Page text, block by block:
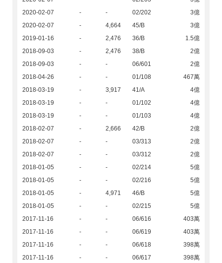
2020-02-07
- - 02/202
3億
2020-02-07
- 4,664 45/B
3億
2019-01-16
- 2,476 36/B
1.5億
2018-09-03
- 2,476 38/B
2億
2018-09-03
- - 06/601
2億
2018-04-26
- - 01/108
467萬
2018-03-19
- 3,917 41/A
4億
2018-03-19
- - 01/102
4億
2018-03-19
- - 01/103
4億
2018-02-07
- 2,666 42/B
2億
2018-02-07
- - 03/313
2億
2018-02-07
- - 03/312
2億
2018-01-05
- - 02/214
5億
2018-01-05
- - 02/216
5億
2018-01-05
- 4,971 46/B
5億
2018-01-05
- - 02/215
5億
2017-11-16
- - 06/616
403萬
2017-11-16
- - 06/619
403萬
2017-11-16
- - 06/618
398萬
2017-11-16
- - 06/617
398萬